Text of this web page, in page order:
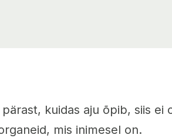
kuidas aju õpib, siis ei
mis inimesel on.